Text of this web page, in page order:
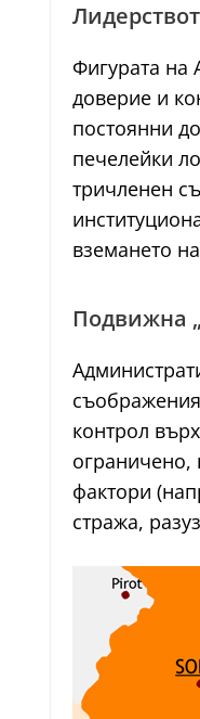
Фигурата на
доверие и
постоянни
печелейки
тричленен
вземането
Подвижна
контрол
ограничено,
фактори
стража,